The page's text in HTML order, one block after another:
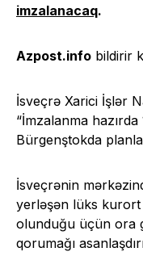
imzalanacaq.
Azpost.info bildirir
İsveçrə Xarici İşlər
“İmzalanma
Bürgenştokda
İsveçrənin
yerləşən lüks
olunduğu üçün ora
qorumağı